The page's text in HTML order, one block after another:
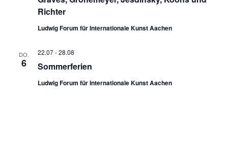
Richter
Ludwig Forum für Internationale Kunst Aachen
DO.
6 Sommerferien
22.07-28.08
Ludwig Forum für Internationale Kunst Aachen